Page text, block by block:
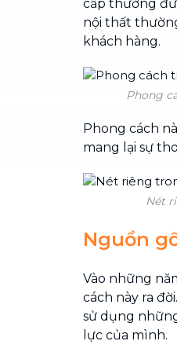
cấp thường
nội thất
khách hàng.
Phong
Phong cách
mang lại sự
Nét
Nguồn
Vào những
cách này ra
sử dụng
lực của mình.